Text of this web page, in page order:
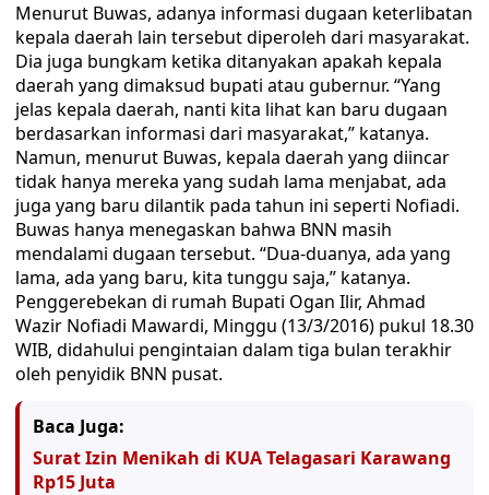
Menurut Buwas, adanya informasi dugaan keterlibatan
kepala daerah lain tersebut diperoleh dari masyarakat.
Dia juga bungkam ketika ditanyakan apakah kepala
daerah yang dimaksud bupati atau gubernur. “Yang
jelas kepala daerah, nanti kita lihat kan baru dugaan
berdasarkan informasi dari masyarakat,” katanya.
Namun, menurut Buwas, kepala daerah yang diincar
tidak hanya mereka yang sudah lama menjabat, ada
juga yang baru dilantik pada tahun ini seperti Nofiadi.
Buwas hanya menegaskan bahwa BNN masih
mendalami dugaan tersebut. “Dua-duanya, ada yang
lama, ada yang baru, kita tunggu saja,” katanya.
Penggerebekan di rumah Bupati Ogan Ilir, Ahmad
Wazir Nofiadi Mawardi, Minggu (13/3/2016) pukul 18.30
WIB, didahului pengintaian dalam tiga bulan terakhir
oleh penyidik BNN pusat.
Baca Juga:
Surat Izin Menikah di KUA Telagasari Karawang
Rp15 Juta